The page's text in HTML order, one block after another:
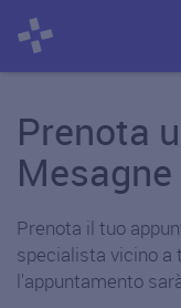
Prenota
Mesagne
Prenota il tuo
specialista vicino a
l'appuntamento